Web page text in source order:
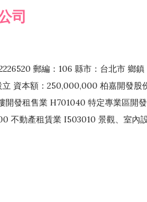
司
郵編：106 縣市：台北市 鄉
立 資本額：250,000,000 柏嘉開發股
開發租售業 H701040 特定專業區開
不動產租賃業 I503010 景觀、室內